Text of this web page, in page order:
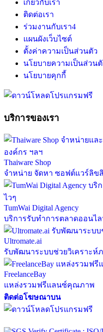
เกี่ยวกับเรา
ติดต่อเรา
ร่วมงานกับเรา4
แผนผังเว็บไซต์
ตั้งค่าความเป็นส่วนตัว
นโยบายความเป็นส่วน
นโยบายคุกกี้
บริการของเรา
Thaiware Shop
จำหน่าย จัดหา ซอฟต์แวร์ลิข
TumWai Digital Agency
บริการรับทำการตลาดออนไ
Ultromate.ai
รับพัฒนาระบบช่วยวิเคราะห์
FreelanceBay
แหล่งรวมฟรีแลนซ์คุณภาพ
ติดต่อโฆษณาบน